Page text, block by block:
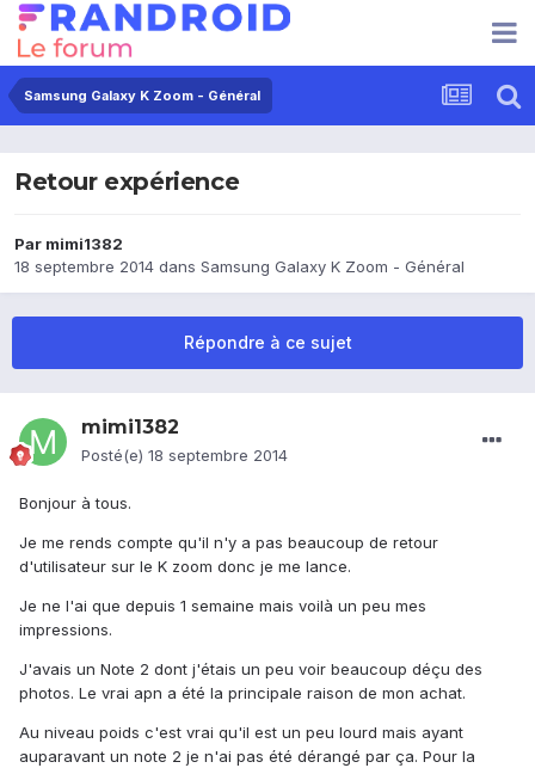
Samsung Galaxy K Zoom - Général
Retour expérience
Par mimi1382
18 septembre 2014 dans Samsung Galaxy K Zoom - Général
Répondre à ce sujet
mimi1382
Posté(e) 18 septembre 2014
Bonjour à tous.
Je me rends compte qu'il n'y a pas beaucoup de retour
d'utilisateur sur le K zoom donc je me lance.
Je ne l'ai que depuis 1 semaine mais voilà un peu mes
impressions.
J'avais un Note 2 dont j'étais un peu voir beaucoup déçu des
photos. Le vrai apn a été la principale raison de mon achat.
Au niveau poids c'est vrai qu'il est un peu lourd mais ayant
auparavant un note 2 je n'ai pas été dérangé par ça. Pour la